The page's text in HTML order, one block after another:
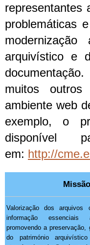
representantes
problemáticas
arquivístico e
muitos outros
ambiente web
exemplo, o
disponível
em: http://
Missão
Valorização dos arquivos
informação essenciais
promovendo a preservação,
do património